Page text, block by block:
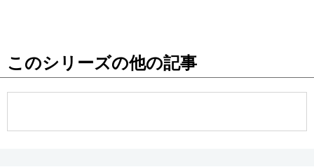
このシリーズの他の記事